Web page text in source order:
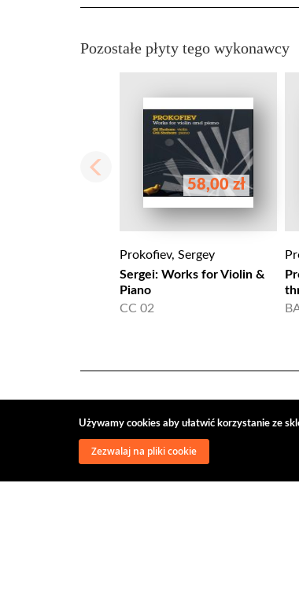
Używamy cookies aby ułatwić korzystanie ze
Zezwalaj na pliki cookie
Pozostałe płyty tego wykonawcy
58,00 zł
Prokofiev, Sergey
Sergei: Works for Violin &
Piano
CC 02